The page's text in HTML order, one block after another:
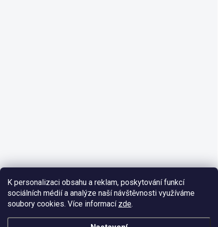
K personalizaci obsahu a reklam, poskytování funkcí
sociálních médií a analýze naší návštěvnosti využíváme
soubory cookies. Více informací zde.